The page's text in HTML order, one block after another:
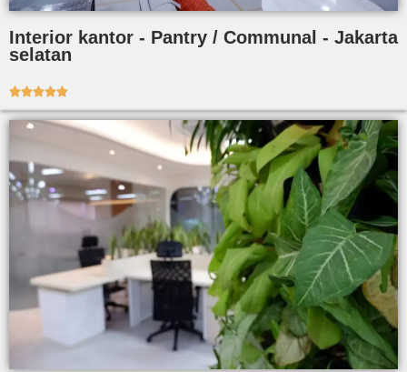
Interior kantor - Pantry / Communal - Jakarta
selatan
